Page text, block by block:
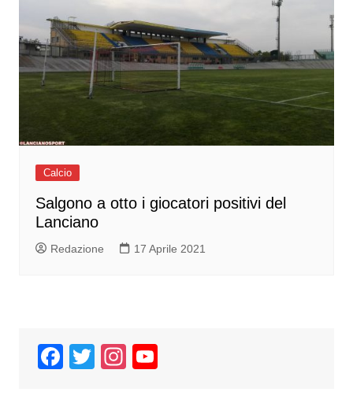
Calcio
Salgono a otto i giocatori positivi del
Lanciano
Redazione 17 Aprile 2021
F
T
In